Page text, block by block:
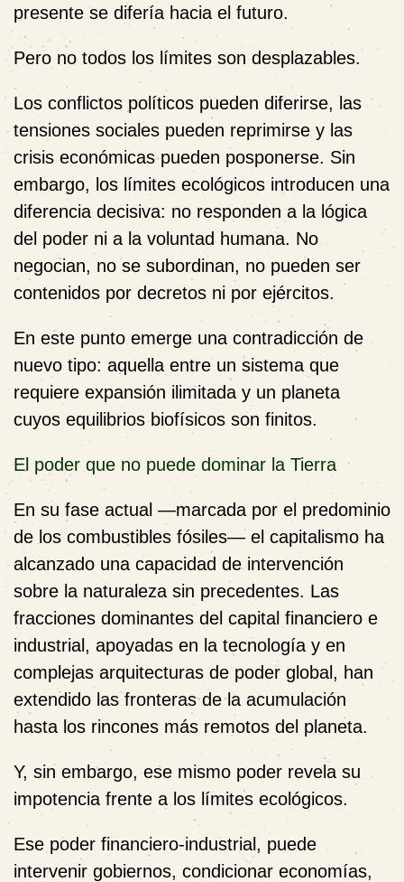
presente se difería hacia el futuro.
Pero no todos los límites son desplazables.
Los conflictos políticos pueden diferirse, las
tensiones sociales pueden reprimirse y las
crisis económicas pueden posponerse. Sin
embargo, los límites ecológicos introducen una
diferencia decisiva: no responden a la lógica
del poder ni a la voluntad humana. No
negocian, no se subordinan, no pueden ser
contenidos por decretos ni por ejércitos.
En este punto emerge una contradicción de
nuevo tipo: aquella entre un sistema que
requiere expansión ilimitada y un planeta
cuyos equilibrios biofísicos son finitos.
El poder que no puede dominar la Tierra
En su fase actual —marcada por el predominio
de los combustibles fósiles— el capitalismo ha
alcanzado una capacidad de intervención
sobre la naturaleza sin precedentes. Las
fracciones dominantes del capital financiero e
industrial, apoyadas en la tecnología y en
complejas arquitecturas de poder global, han
extendido las fronteras de la acumulación
hasta los rincones más remotos del planeta.
Y, sin embargo, ese mismo poder revela su
impotencia frente a los límites ecológicos.
Ese poder financiero-industrial, puede
intervenir gobiernos, condicionar economías,